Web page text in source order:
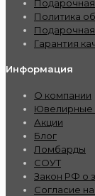
Подарочная
Политика
Подарочная
Гарантия
Информация
О компании
Ювелирные
Акции
Блог
Ломбарды
СОУТ
Закон РФ о
Согласие